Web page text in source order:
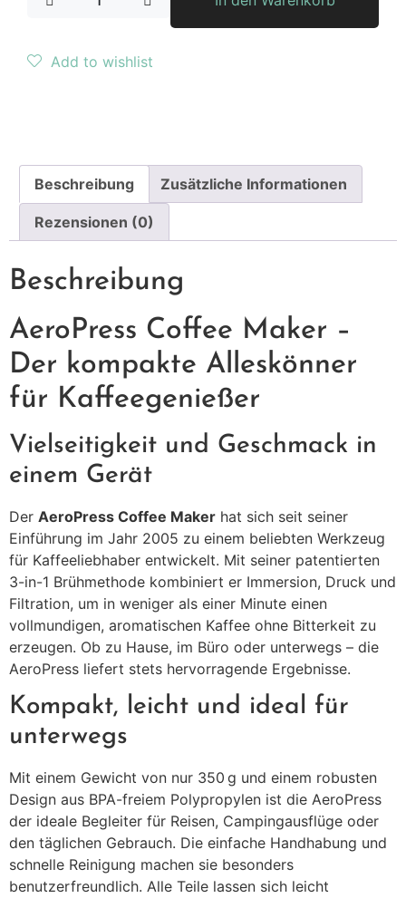
Add to wishlist
Beschreibung Zusätzliche Informationen
Rezensionen (0)
Beschreibung
AeroPress Coffee Maker –
Der kompakte Alleskönner
für Kaffeegenießer
Vielseitigkeit und Geschmack in
einem Gerät
Der AeroPress Coffee Maker hat sich seit seiner
Einführung im Jahr 2005 zu einem beliebten Werkzeug
für Kaffeeliebhaber entwickelt. Mit seiner patentierten
3-in-1 Brühmethode kombiniert er Immersion, Druck und
Filtration, um in weniger als einer Minute einen
vollmundigen, aromatischen Kaffee ohne Bitterkeit zu
erzeugen. Ob zu Hause, im Büro oder unterwegs – die
AeroPress liefert stets hervorragende Ergebnisse.
Kompakt, leicht und ideal für
unterwegs
Mit einem Gewicht von nur 350 g und einem robusten
Design aus BPA-freiem Polypropylen ist die AeroPress
der ideale Begleiter für Reisen, Campingausflüge oder
den täglichen Gebrauch. Die einfache Handhabung und
schnelle Reinigung machen sie besonders
benutzerfreundlich. Alle Teile lassen sich leicht